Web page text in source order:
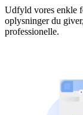
Udfyld vores enkle
oplysninger du
professionelle.